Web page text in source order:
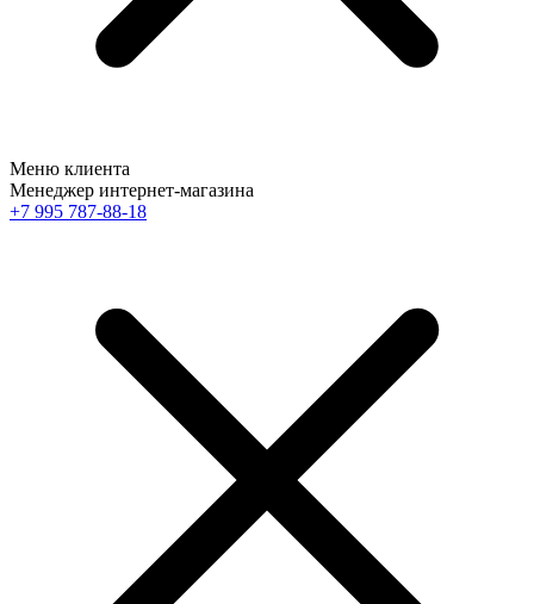
Меню клиента
Менеджер интернет-магазина
+7 995 787-88-18